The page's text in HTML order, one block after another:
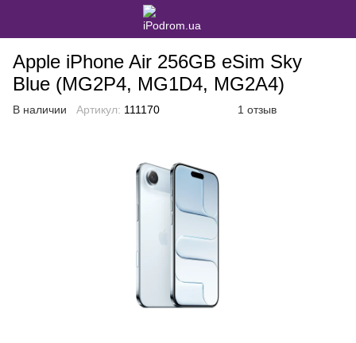
Apple iPhone Air 256GB eSim Sky
Blue (MG2P4, MG1D4, MG2A4)
В наличии Артикул: 111170 1 отзыв